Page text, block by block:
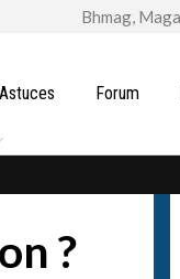
Forum
?